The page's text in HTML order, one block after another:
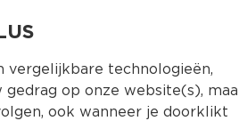
ml  (per liter €8.87)
vergelijkbare technologieën,
gedrag op onze website(s),
ook wanneer je doorklikt